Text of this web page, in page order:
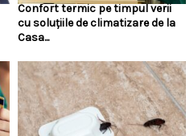
Confort termic pe timpul verii
cu soluțiile de climatizare de la
Casa...